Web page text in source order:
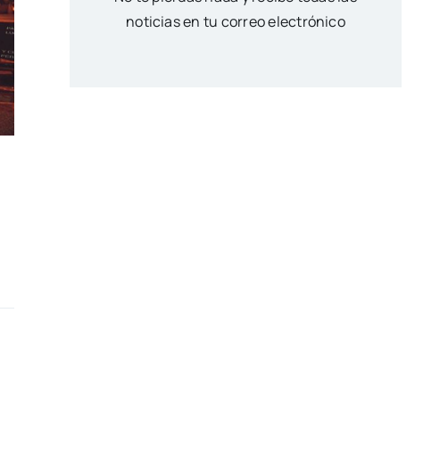
noticias en tu correo electrónico